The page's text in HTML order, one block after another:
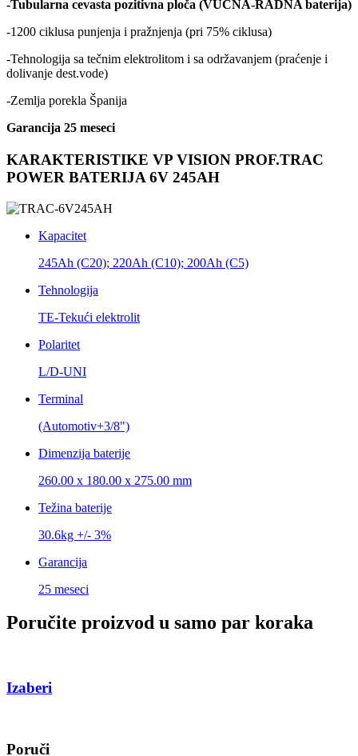
-Tubularna cevasta pozitivna ploča (VUČNA-RADNA baterija)
-1200 ciklusa punjenja i pražnjenja (pri 75% ciklusa)
-Tehnologija sa tečnim elektrolitom i sa održavanjem (praćenje i
dolivanje dest.vode)
-Zemlja porekla Španija
Garancija 25 meseci
KARAKTERISTIKE VP VISION PROF.TRAC
POWER BATERIJA 6V 245AH
Kapacitet
245Ah (C20); 220Ah (C10); 200Ah (C5)
Tehnologija
TE-Tekući elektrolit
Polaritet
L/D-UNI
Terminal
(Automotiv+3/8")
Dimenzija baterije
260.00 x 180.00 x 275.00 mm
Težina baterije
30.6kg +/- 3%
Garancija
25 meseci
Poručite proizvod u samo par koraka
Izaberi
Poruči